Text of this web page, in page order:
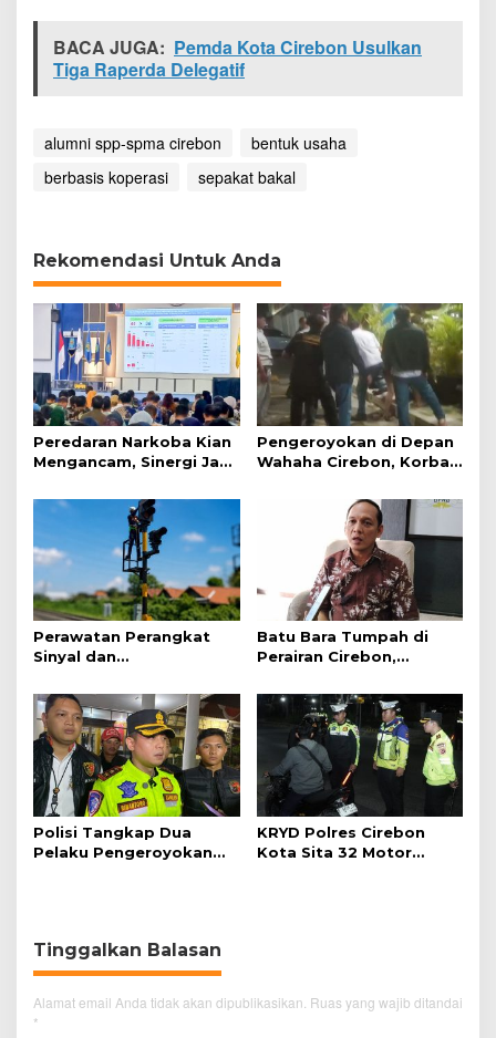
BACA JUGA: Pemda Kota Cirebon Usulkan
Tiga Raperda Delegatif
alumni spp-spma cirebon
bentuk usaha
berbasis koperasi
sepakat bakal
Rekomendasi Untuk Anda
Peredaran Narkoba Kian
Mengancam, Sinergi Jadi
Pengeroyokan di Depan
Wahaha Cirebon, Korban
Perawatan Perangkat
Sinyal dan
Perjalanan Kereta Api
Batu Bara Tumpah di
Perairan Cirebon,
Hijau
Polisi Tangkap Dua
Pelaku Pengeroyokan
KRYD Polres Cirebon
Kota Sita 32 Motor
Tinggalkan Balasan
Alamat email Anda tidak akan dipublikasikan. Ruas yang wajib ditandai
*